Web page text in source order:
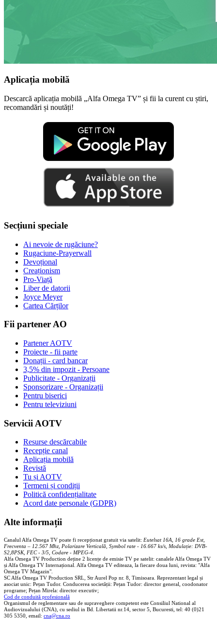
Aplicația mobilă
Descarcă aplicația mobilă „Alfa Omega TV” și fii la curent cu știri,
recomandări și noutăți!
Secțiuni speciale
Ai nevoie de rugăciune?
Rugaciune-Prayerwall
Devoțional
Creaționism
Pro-Viață
Liber de datorii
Joyce Meyer
Cartea Cărților
Fii partener AO
Partener AOTV
Proiecte - fii parte
Donații - card bancar
3,5% din impozit - Persoane
Publicitate - Organizații
Sponsorizare - Organizații
Pentru biserici
Pentru televiziuni
Servicii AOTV
Resurse descărcabile
Recepție canal
Aplicația mobilă
Revistă
Tu și AOTV
Termeni și condiții
Politică confidențialitate
Acord date personale (GDPR)
Alte informații
Canalul Alfa Omega TV poate fi recepționat gratuit via satelit: Eutelsat 16A, 16 grade Est,
Frecventa – 12.567 Mhz, Polarizare Verticală, Symbol rate - 16.667 ks/s, Modulație: DVB-
S2,8PSK, FEC - 3/5, Codare - MPEG-4
Alfa Omega TV Production deține 2 licențe de emisie TV pe satelit: canalele Alfa Omega TV
și Alfa Omega TV Internațional. Alfa Omega TV editeaza, la fiecare doua luni, revista: "Alfa
Omega TV Magazin".
SC Alfa Omega TV Production SRL, Str Aurel Pop nr. 8, Timisoara. Reprezentant legal și
asociat unic: Pețan Tudor. Conducerea societății: Pețan Tudor: director general, coodonator
programe; Pețan Mirela: director executiv;
Cod de conduită profesională
Organismul de reglementare sau de supraveghere competent este Consiliul National al
Audiovizualului (CNA), cu sediul in Bd. Libertatii nr.14, sector 5, Bucuresti, tel: 40 (0)21
305 5350, email: cna@cna.ro